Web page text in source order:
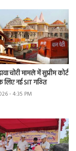
चोरी मामले में सुप्रीम कोर्ट
नई SIT गठित
- 4:35 PM